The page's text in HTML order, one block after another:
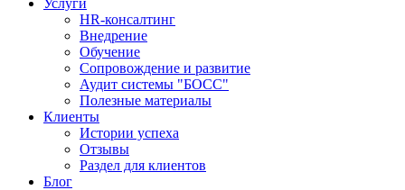
HR-консалтинг
Внедрение
Обучение
Сопровождение и развитие
Аудит системы "БОСС"
Полезные материалы
Клиенты
Истории успеха
Отзывы
Раздел для клиентов
Блог